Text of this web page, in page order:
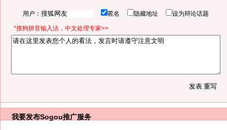
用户： 匿名 隐藏地址 设为辩论话题
*搜狗拼音输入法，中文处理专家>>
我要发布Sogou推广服务